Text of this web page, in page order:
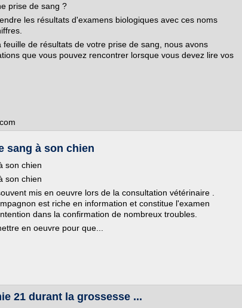
prise de sang ?
les résultats d'examens biologiques avec ces noms
de résultats de votre prise de sang, nous avons
que vous pouvez rencontrer lorsque vous devez lire vos
sang à son chien
son chien
son chien
mis en oeuvre lors de la consultation vétérinaire .
est riche en information et constitue l'examen
dans la confirmation de nombreux troubles.
en oeuvre pour que...
21 durant la grossesse ...